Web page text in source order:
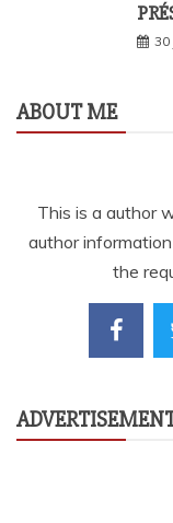
30
ABOUT ME
This is a author
author
the